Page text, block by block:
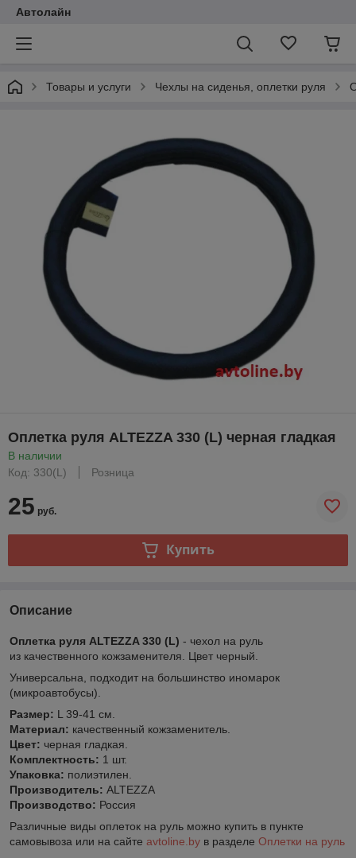
Автолайн
Товары и услуги Чехлы на сиденья, оплетки руля
Оплетка руля ALTEZZA 330 (L) черная гладкая
В наличии
Код: 330(L)
Розница
25 руб.
Купить
Описание
Оплетка руля ALTEZZA 330 (L) - чехол на руль
из качественного кожзаменителя. Цвет черный.
Универсальна, подходит на большинство иномарок
(микроавтобусы).
Размер: L 39-41 см.
Материал: качественный кожзаменитель.
Цвет: черная гладкая.
Комплектность: 1 шт.
Упаковка: полиэтилен.
Производитель: ALTEZZA
Производство: Россия
Различные виды оплеток на руль можно купить в пункте
самовывоза или на сайте avtoline.by в разделе Оплетки на руль